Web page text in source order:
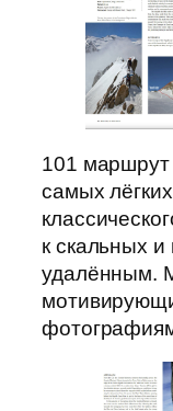
101 маршрут
самых
к скальных
удалённым.